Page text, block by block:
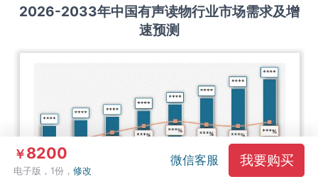
2026-2033年中国有声读物行业市场需求及增
速预测
￥8200
电子版，1份，修改
微信客服 我要购买